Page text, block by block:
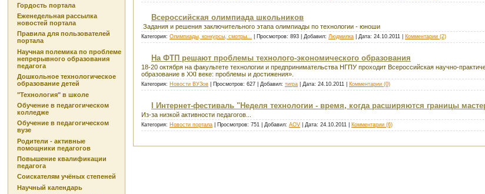
Гордость портала
Еженедельная рассылка
новостей портала
Правила для пользователей
портала
Научная полемика по проблеме
непрерывного образования
педагога
Дошкольное технологическое
образование детей
"Технология" в школе
Обучение в педагогическом
колледже
Обучение в педагогическом
вузе
Родители - активные
помощники педагогов
Повышение квалификации
педагога
Соискателям учёных степеней
Научный календарь
Всероссийская олимпиада школьников
Задания и решения заключительного этапа олимпиады по технологии - юноши
Категория: Олимпиады, конкурсы, смотры... | Просмотров: 893 | Добавил: Людмилка | Дата: 24.10.2011 Комментарии (2)
На ФТП решают проблемы технолого-экономического образования
18-20 октября на факультете технологии и предпринимательства НГПУ проходит Всероссийская научно-
образование в XXI веке: проблемы и достижения».
Категория: Новости ВУЗов | Просмотров: 627 | Добавил: тигра | Дата: 24.10.2011 Комментарии (0)
I Интернет-фестиваль "Неделя технологии - время, когда расширяются границы
Из-за низкой активности педагогов...
Категория: Новости портала | Просмотров: 751 | Добавил: AOV | Дата: 24.10.2011 Комментарии (6)